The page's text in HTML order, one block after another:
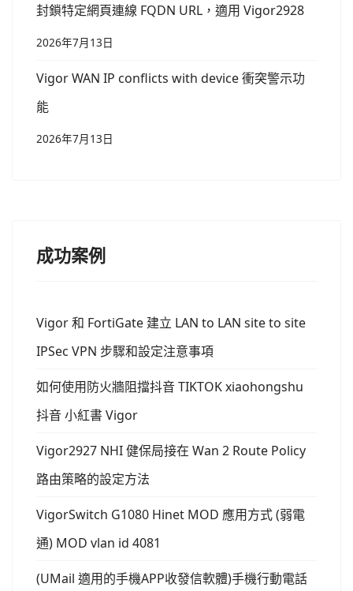
封鎖特定網頁連線 FQDN URL，適用 Vigor2928
2026年7月13日
Vigor WAN IP conflicts with device 衝突警示功
能
2026年7月13日
成功案例
Vigor 和 FortiGate 建立 LAN to LAN site to site
IPSec VPN 步驟和設定注意事項
如何使用防火牆阻擋抖音 TIKTOK xiaohongshu
抖音 小紅書 Vigor
Vigor2927 NHI 健保局接在 Wan 2 Route Policy
路由策略的設定方法
VigorSwitch G1080 Hinet MOD 應用方式 (弱電
通) MOD vlan id 4081
(UMail 適用的手機APP收發信軟體)手機行動電話